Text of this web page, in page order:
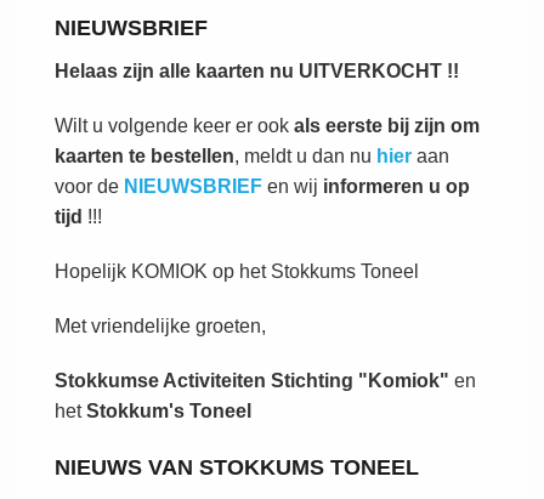
NIEUWSBRIEF
Helaas zijn alle kaarten nu UITVERKOCHT !!
Wilt u volgende keer er ook als eerste bij zijn om
kaarten te bestellen, meldt u dan nu hier aan
voor de NIEUWSBRIEF en wij informeren u op
tijd !!!
Hopelijk KOMIOK op het Stokkums Toneel
Met vriendelijke groeten,
Stokkumse Activiteiten Stichting "Komiok" en
hetStokkum's Toneel
NIEUWS VAN STOKKUMS TONEEL